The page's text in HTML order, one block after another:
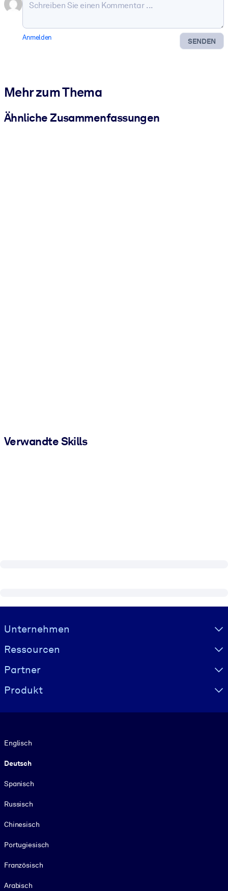
SENDEN
Anmelden
Mehr zum Thema
Ähnliche Zusammenfassungen
Verwandte Skills
Visually hidden Text
Unternehmen
Ressourcen
Partner
Produkt
Englisch
Deutsch
Spanisch
Russisch
Chinesisch
Portugiesisch
Französisch
Arabisch